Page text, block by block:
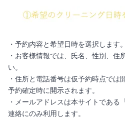
・予約内容と希望日時を選択します
・お客様情報では、氏名、性別、住
い。
・住所と電話番号は仮予約時点では
予約確定時に開示されます。
・メールアドレスは本サイトである
連絡にのみ利用します。